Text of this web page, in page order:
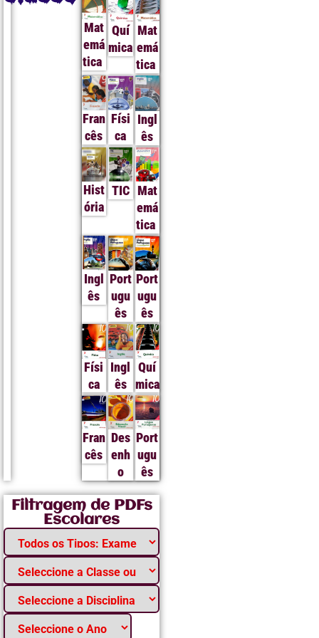
Mat
emá
tica
Quí
mica
Mat
emá
tica
Fran
cês
Físi
ca
Ingl
ês
Hist
ória
TIC Mat
emá
tica
Ingl
ês
Port
ugu
ês
Port
ugu
ês
Físi
ca
Ingl
ês
Quí
mica
Fran
cês
Des
enh
o
Port
ugu
ês
Filtragem de PDFs
Escolares